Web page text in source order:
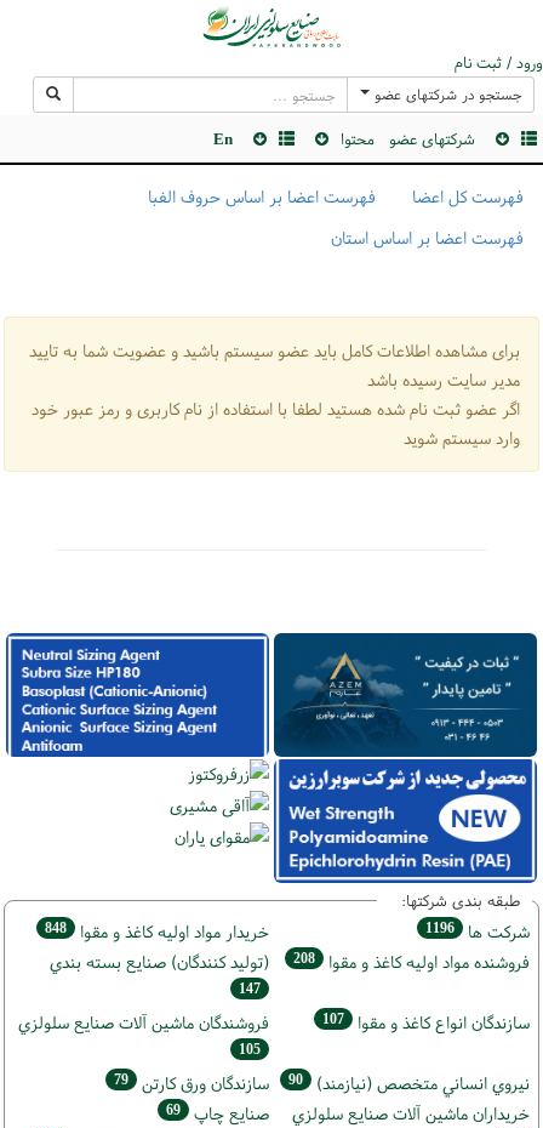
ورود / ثبت نام
جستجو در شرکتهای عضو
شرکتهای عضو محتوا En
فهرست کل اعضا
فهرست اعضا بر اساس حروف الفبا
فهرست اعضا بر اساس استان
برای مشاهده اطلاعات کامل باید عضو سیستم باشید و عضویت شما به تایید
مدیر سایت رسیده باشد
اگر عضو ثبت نام شده هستید لطفا با استفاده از نام کاربری و رمز عبور خود
وارد سیستم شوید
طبقه بندی شرکتها:
شركت ها 1196 خريدار مواد اوليه كاغذ و مقوا 848
فروشنده مواد اوليه كاغذ و مقوا 208 (تولید كنندگان) صنايع بسته بندي
147
سازندگان انواع کاغذ و مقوا 107 فروشندگان ماشين آلات صنايع سلولزي
105
نيروي انساني متخصص (نیازمند) 90 سازندگان ورق كارتن 79
خریداران ماشين آلات صنايع سلولزي صنايع چاپ 69